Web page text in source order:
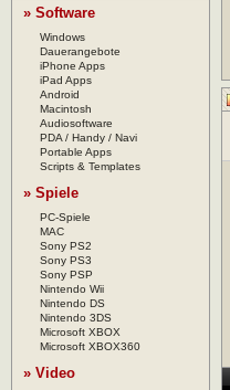
» Software
Windows
Dauerangebote
iPhone Apps
iPad Apps
Android
Macintosh
Audiosoftware
PDA / Handy / Navi
Portable Apps
Scripts & Templates
» Spiele
PC-Spiele
MAC
Sony PS2
Sony PS3
Sony PSP
Nintendo Wii
Nintendo DS
Nintendo 3DS
Microsoft XBOX
Microsoft XBOX360
» Video